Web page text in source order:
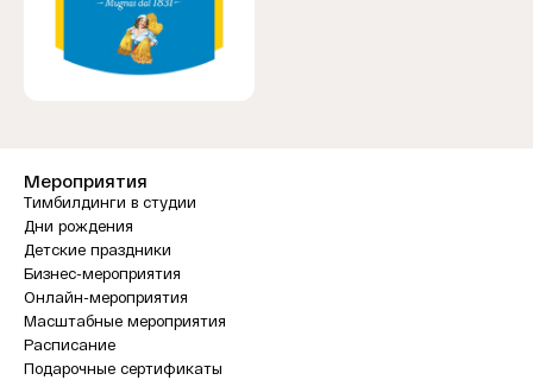
Мероприятия
Тимбилдинги в студии
Дни рождения
Детские праздники
Бизнес-мероприятия
Онлайн-мероприятия
Масштабные мероприятия
Расписание
Подарочные сертификаты